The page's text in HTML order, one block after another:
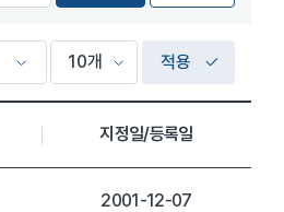
적용
지정일/등록일
2001-12-07